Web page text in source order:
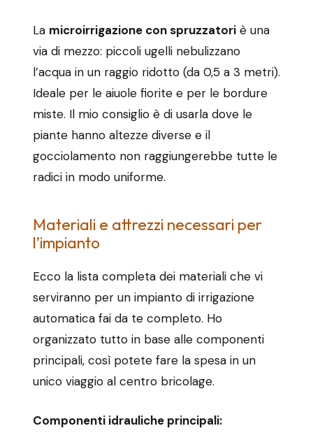
La microirrigazione con spruzzatori è una
via di mezzo: piccoli ugelli nebulizzano
l’acqua in un raggio ridotto (da 0,5 a 3 metri).
Ideale per le aiuole fiorite e per le bordure
miste. Il mio consiglio è di usarla dove le
piante hanno altezze diverse e il
gocciolamento non raggiungerebbe tutte le
radici in modo uniforme.
Materiali e attrezzi necessari per
l’impianto
Ecco la lista completa dei materiali che vi
serviranno per un impianto di irrigazione
automatica fai da te completo. Ho
organizzato tutto in base alle componenti
principali, così potete fare la spesa in un
unico viaggio al centro bricolage.
Componenti idrauliche principali: